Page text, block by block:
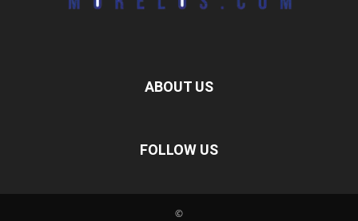
ABOUT US
FOLLOW US
©